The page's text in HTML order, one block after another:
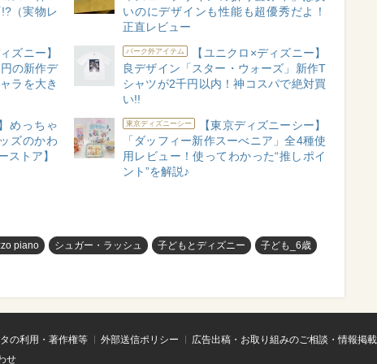
（実物レ
いのにデザインも性能も超優秀だよ！
正直レビュー
ズニー】
の新作デ
ラを大き
パーク外アイテム
【ユニクロ×ディズニー】
良デザイン「スター・ウォーズ」新作T
シャツが2千円以内！神コスパで絶対買
い!!
めっちゃ
ズのかわ
ストア】
東京ディズニーシー
【東京ディズニーシー】
「ダッフィー新作スーべニア」全4種使
用レビュー！使ってわかった“推しポイ
ント”を解説♪
piano シュガー・ラッシュ 子どもとディズニー 子ども_6歳
の利用・著作権等 外部送信ポリシー
広告出稿・お取り組みのご相談・情報掲
せ